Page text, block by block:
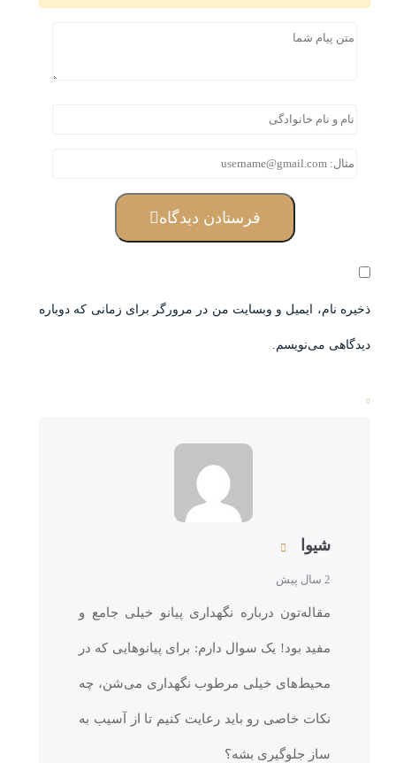
ذخیره نام، ایمیل و وبسایت من در مرورگر برای زمانی که دوباره
دیدگاهی می‌نویسم.
فرستادن دیدگاه
شیوا
2 سال پیش
مقاله‌تون درباره نگهداری پیانو خیلی جامع و
مفید بود! یک سوال دارم: برای پیانوهایی که در
محیط‌های خیلی مرطوب نگهداری می‌شن، چه
نکات خاصی رو باید رعایت کنیم تا از آسیب به
ساز جلوگیری بشه؟